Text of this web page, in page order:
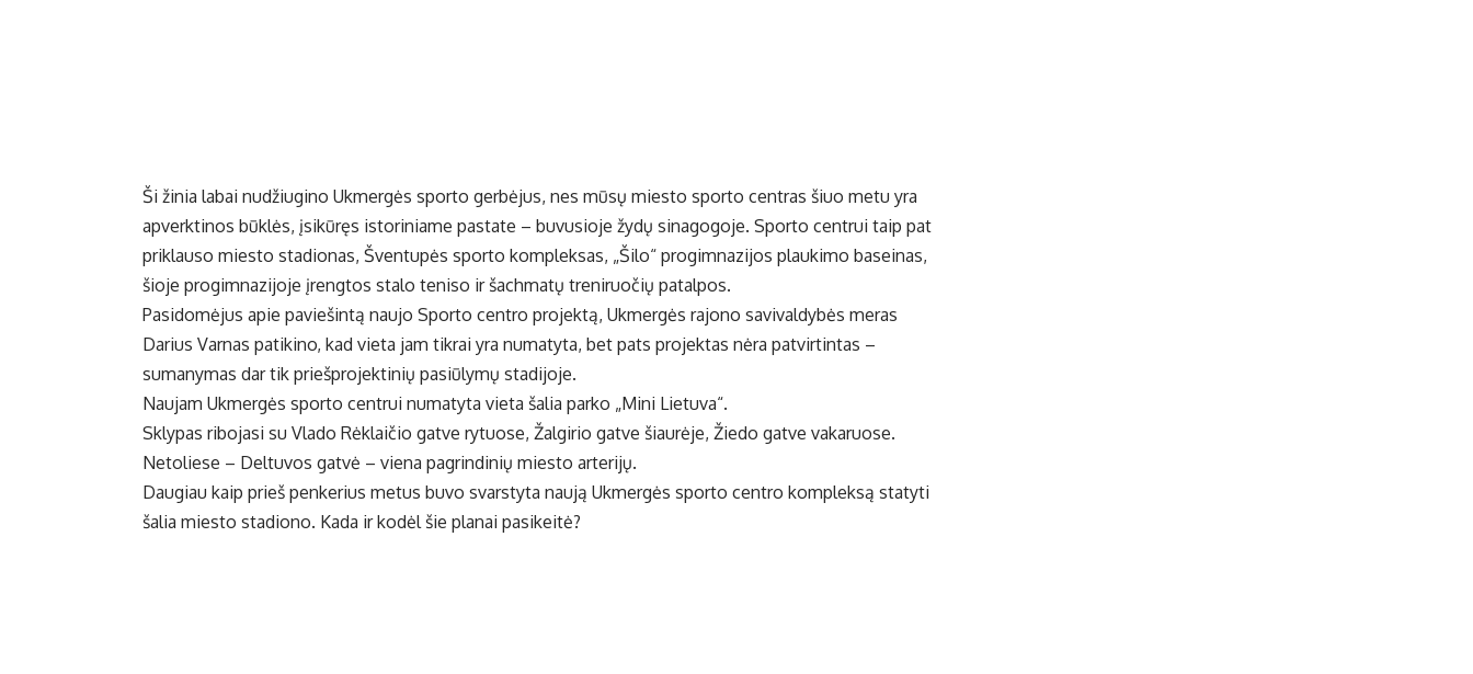
Ši žinia labai nudžiugino Ukmergės sporto gerbėjus, nes mūsų miesto sporto centras šiuo metu yra
apverktinos būklės, įsikūręs istoriniame pastate – buvusioje žydų sinagogoje. Sporto centrui taip pat
priklauso miesto stadionas, Šventupės sporto kompleksas, „Šilo“ progimnazijos plaukimo baseinas,
šioje progimnazijoje įrengtos stalo teniso ir šachmatų treniruočių patalpos.
Pasidomėjus apie paviešintą naujo Sporto centro projektą, Ukmergės rajono savivaldybės meras
Darius Varnas patikino, kad vieta jam tikrai yra numatyta, bet pats projektas nėra patvirtintas –
sumanymas dar tik priešprojektinių pasiūlymų stadijoje.
Naujam Ukmergės sporto centrui numatyta vieta šalia parko „Mini Lietuva“.
Sklypas ribojasi su Vlado Rėklaičio gatve rytuose, Žalgirio gatve šiaurėje, Žiedo gatve vakaruose.
Netoliese – Deltuvos gatvė – viena pagrindinių miesto arterijų.
Daugiau kaip prieš penkerius metus buvo svarstyta naują Ukmergės sporto centro kompleksą statyti
šalia miesto stadiono. Kada ir kodėl šie planai pasikeitė?